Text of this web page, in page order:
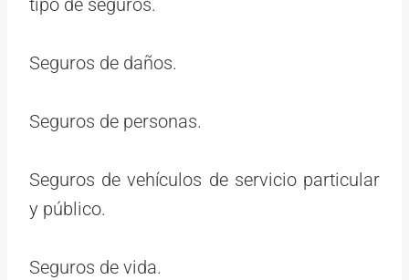
tipo de seguros.
Seguros de daños.
Seguros de personas.
Seguros de vehículos de servicio particular
y público.
Seguros de vida.